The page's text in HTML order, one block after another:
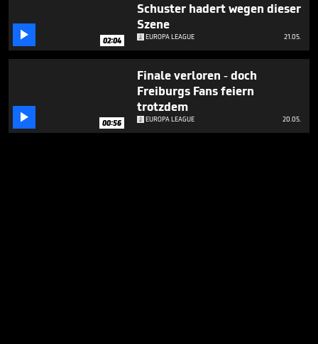
 02:04
Schuster hadert wegen dieser
Szene
EUROPA LEAGUE 21.05.
 00:56
Finale verloren - doch
Freiburgs Fans feiern
trotzdem
EUROPA LEAGUE 20.05.